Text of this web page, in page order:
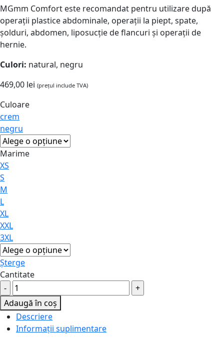
MGmm Comfort este recomandat pentru utilizare după
operații plastice abdominale, operații la piept, spate,
șolduri, abdomen, liposucție de flancuri și operații de
hernie.
Culori: natural, negru
469,00 lei (prețul include TVA)
Culoare
crem
negru
Marime
XS
S
M
L
XL
XXL
3XL
Șterge
Cantitate
Costum
compresiv
fără
mâneci
pentru
Adaugă în coș
Descriere
Informații suplimentare